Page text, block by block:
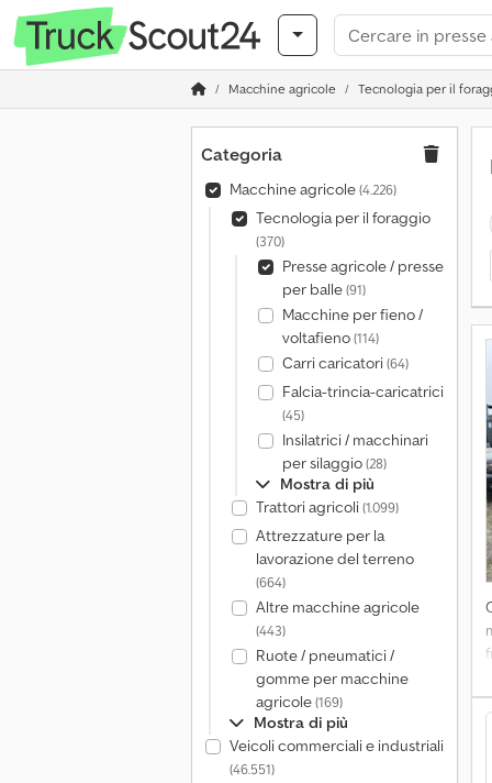
Macchine agricole Tecnologia per il
Categoria
Macchine agricole(4.226)
Tecnologia per il foraggio
(370)
Presse agricole / presse
per balle(91)
Macchine per fieno /
voltafieno(114)
Carri caricatori(64)
Falcia-trincia-caricatrici
(45)
Insilatrici / macchinari
per silaggio(28)
Mostra di più
Trattori agricoli(1.099)
Attrezzature per la
lavorazione del terreno
(664)
Altre macchine agricole
(443)
Ruote / pneumatici /
gomme per macchine
agricole(169)
Mostra di più
Veicoli commerciali e industriali
(46.551)